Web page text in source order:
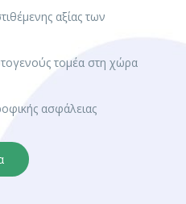
αξίας των
τομέα στη χώρα
ασφάλειας